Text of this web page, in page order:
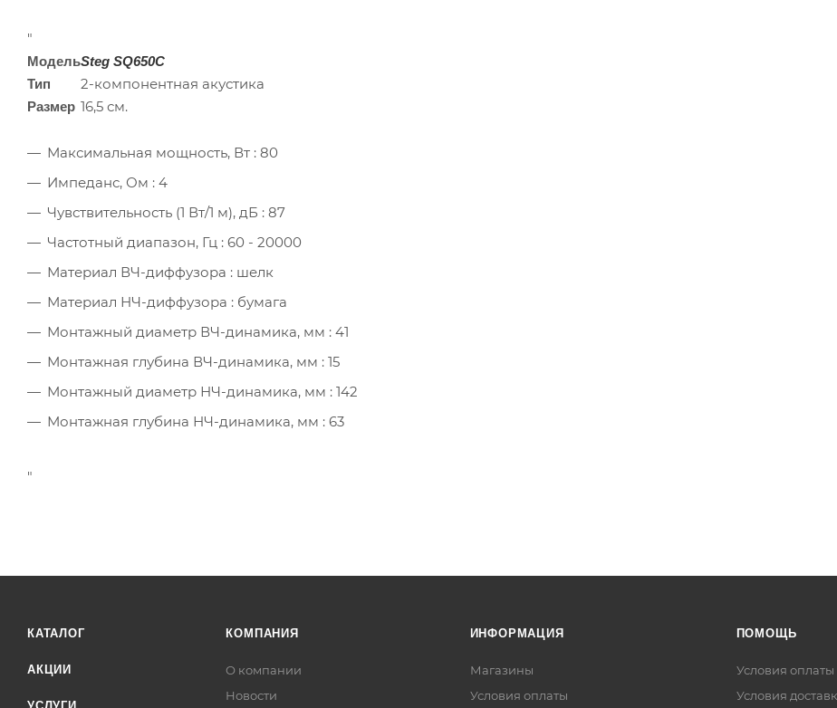
"
МодельSteg SQ650C
Тип
2-компонентная акустика
Размер 16,5 см.
Максимальная мощность, Вт : 80
Импеданс, Ом : 4
Чувствительность (1 Вт/1 м), дБ : 87
Частотный диапазон, Гц : 60 - 20000
Материал ВЧ-диффузора : шелк
Материал НЧ-диффузора : бумага
Монтажный диаметр ВЧ-динамика, мм : 41
Монтажная глубина ВЧ-динамика, мм : 15
Монтажный диаметр НЧ-динамика, мм : 142
Монтажная глубина НЧ-динамика, мм : 63
"
КАТАЛОГ
АКЦИИ
КОМПАНИЯ
О компании
Новости
ИНФОРМАЦИЯ
Магазины
Условия оплаты
ПОМОЩЬ
Условия оплаты
Условия